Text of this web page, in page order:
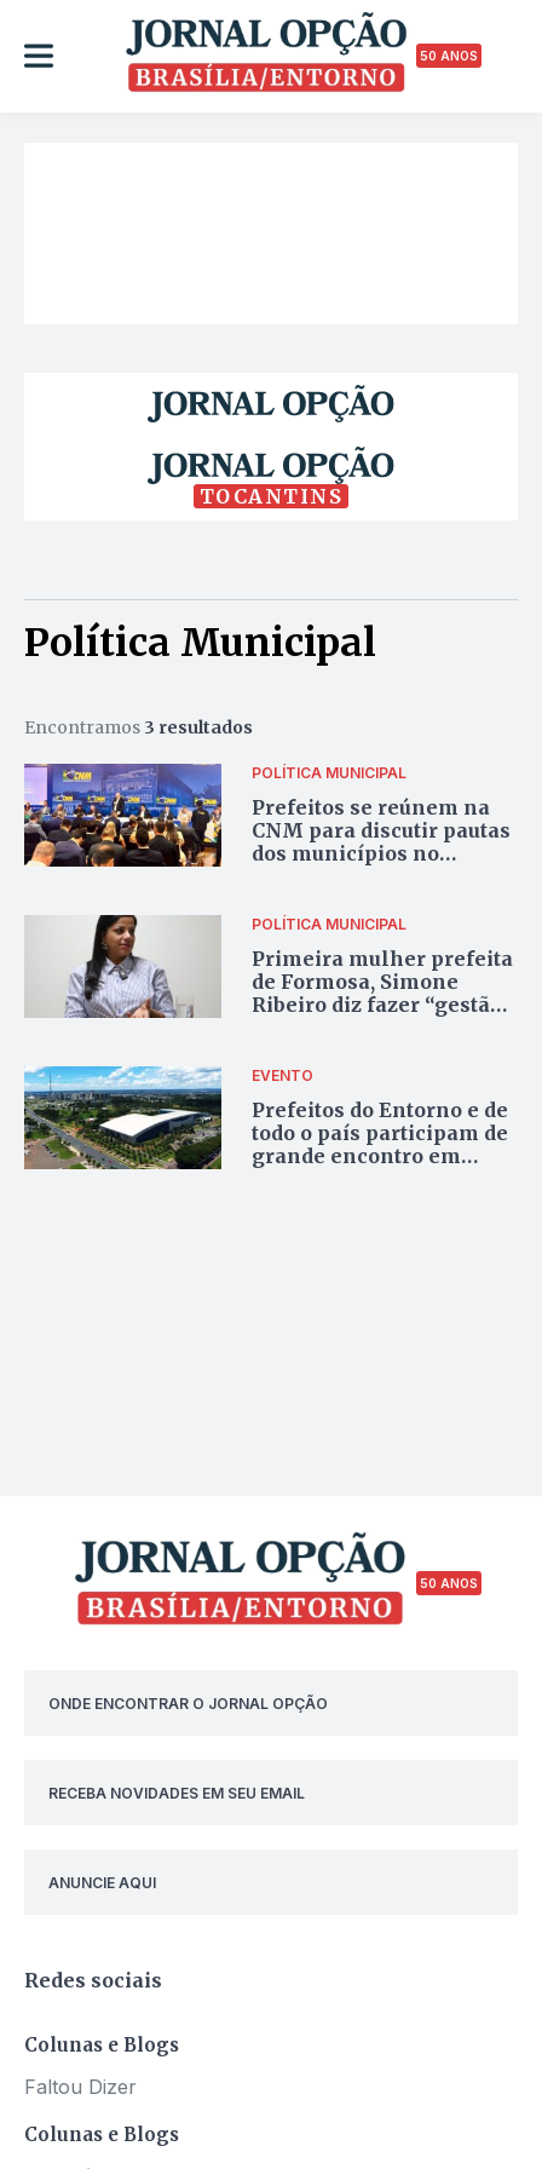
50 ANOS
TOCANTINS
Política Municipal
Encontramos 3 resultados
POLÍTICA MUNICIPAL
Prefeitos se reúnem na
CNM para discutir pautas
dos municípios no
POLÍTICA MUNICIPAL
Primeira mulher prefeita
de Formosa, Simone
Ribeiro diz fazer “gestão
gestão anterior
EVENTO
Prefeitos do Entorno e de
todo o país participam de
grande encontro em
50 ANOS
ONDE ENCONTRAR O JORNAL OPÇÃO
RECEBA NOVIDADES EM SEU EMAIL
ANUNCIE AQUI
Redes sociais
Colunas e Blogs
Faltou Dizer
Colunas e Blogs